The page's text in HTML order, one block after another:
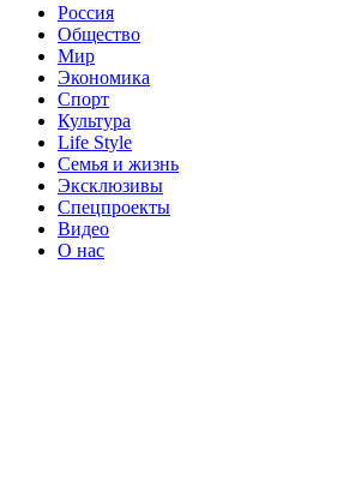
Россия
Общество
Мир
Экономика
Спорт
Культура
Life Style
Семья и жизнь
Эксклюзивы
Спецпроекты
Видео
О нас